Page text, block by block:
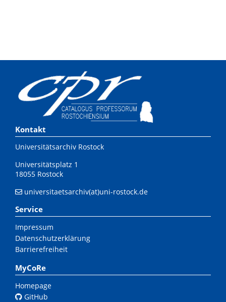
Kontakt
Universitätsarchiv Rostock
Universitätsplatz 1
18055 Rostock
universitaetsarchiv(at)uni-rostock.de
Service
Impressum
Datenschutzerklärung
Barrierefreiheit
MyCoRe
Homepage
GitHub